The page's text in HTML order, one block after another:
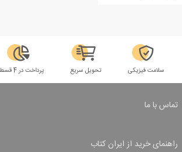
سلامت فیزیکی تحویل سریع پرداخت در 4 قسط
تماس با ما
راهنمای خرید از ایران کتاب